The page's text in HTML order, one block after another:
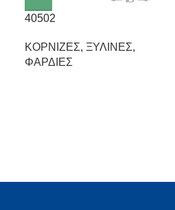
40502
ΚΟΡΝΙΖΕΣ, ΞΥΛΙΝΕΣ,
ΦΑΡΔΙΕΣ